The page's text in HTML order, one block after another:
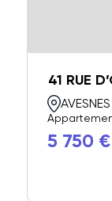
41 RUE
5 750 €